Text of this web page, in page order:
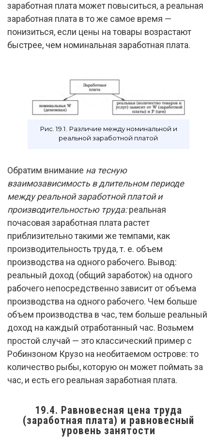
заработная плата может повыситься, а реальная
заработная плата в то же самое время —
понизиться, если цены на товары возрастают
быстрее, чем номинальная заработная плата.
Рис. 19.1. Различие между номинальной и
реальной заработной платой
Обратим внимание на тесную
взаимозависимость в длительном периоде
между реальной заработной платой и
производительностью труда:реальная
почасовая заработная плата растет
приблизительно такими же темпами, как
производительность труда, т. е. объем
производства на одного рабочего. Вывод:
реальный доход (общий заработок) на одного
рабочего непосредственно зависит от объема
производства на одного рабочего. Чем больше
объем производства в час, тем больше реальный
доход на каждый отработанный час. Возьмем
простой случай — это классический пример с
Робинзоном Крузо на необитаемом острове: то
количество рыбы, которую он может поймать за
час, и есть его реальная заработная плата.
19.4. Равновесная цена труда
(заработная плата) и равновесный
уровень занятости